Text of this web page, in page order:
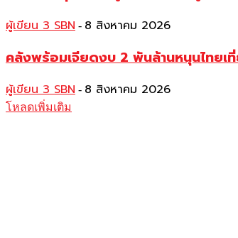
ผู้เขียน 3 SBN - 8 สิงหาคม 2026
คลังพร้อมเจียดงบ 2 พันล้านหนุนไทยเที่
ผู้เขียน 3 SBN - 8 สิงหาคม 2026
โหลดเพิ่มเติม